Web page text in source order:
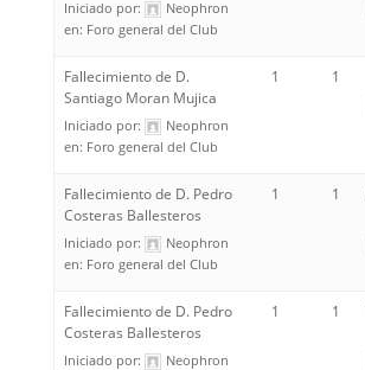
Iniciado por:
Neophron
en: Foro general del Club
Fallecimiento de D.
Santiago Moran Mujica
Iniciado por:
Neophron
en: Foro general del Club
1 1
Fallecimiento de D. Pedro
Costeras Ballesteros
Iniciado por:
Neophron
en: Foro general del Club
1 1
Fallecimiento de D. Pedro
Costeras Ballesteros
Iniciado por:
Neophron
1 1